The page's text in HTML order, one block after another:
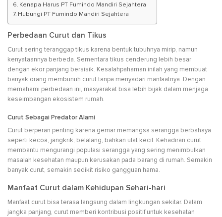
Kenapa Harus PT Fumindo Mandiri Sejahtera
Hubungi PT Fumindo Mandiri Sejahtera
Perbedaan Curut dan Tikus
Curut sering teranggap tikus karena bentuk tubuhnya mirip, namun
kenyataannya berbeda. Sementara tikus cenderung lebih besar
dengan ekor panjang bersisik. Kesalahpahaman inilah yang membuat
banyak orang membunuh curut tanpa menyadari manfaatnya. Dengan
memahami perbedaan ini, masyarakat bisa lebih bijak dalam menjaga
keseimbangan ekosistem rumah.
Curut Sebagai Predator Alami
Curut berperan penting karena gemar memangsa serangga berbahaya
seperti kecoa, jangkrik, belalang, bahkan ulat kecil. Kehadiran curut
membantu mengurangi populasi serangga yang sering menimbulkan
masalah kesehatan maupun kerusakan pada barang di rumah. Semakin
banyak curut, semakin sedikit risiko gangguan hama.
Manfaat Curut dalam Kehidupan Sehari-hari
Manfaat curut bisa terasa langsung dalam lingkungan sekitar. Dalam
jangka panjang, curut memberi kontribusi positif untuk kesehatan